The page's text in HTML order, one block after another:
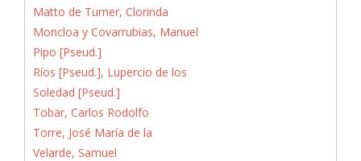
Matto de Turner, Clorinda
Moncloa y Covarrubias, Manuel
Pipo [Pseud.]
Ríos [Pseud.], Lupercio de los
Soledad [Pseud.]
Tobar, Carlos Rodolfo
Torre, José María de la
Velarde, Samuel